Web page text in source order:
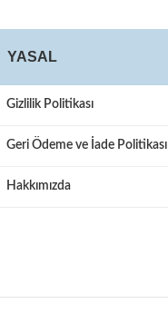
YASAL
Gizlilik Politikası
Geri Ödeme ve İade Politikası
Hakkımızda